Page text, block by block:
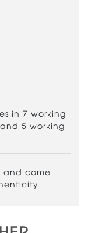
in 7 working
5 working
and come